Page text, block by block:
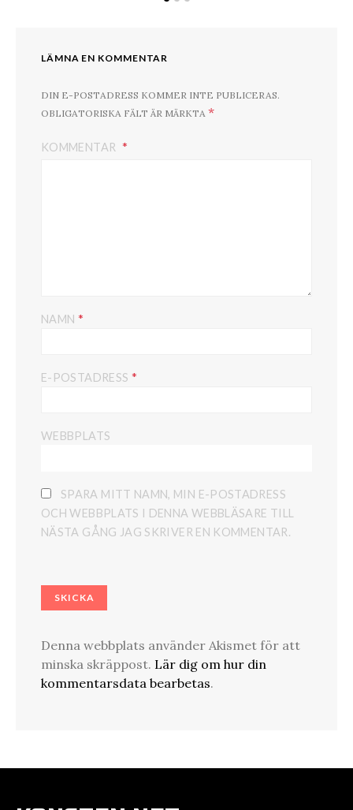
LÄMNA EN KOMMENTAR
DIN E-POSTADRESS KOMMER INTE PUBLICERAS.
OBLIGATORISKA FÄLT ÄR MÄRKTA *
KOMMENTAR
NAMN *
E-POSTADRESS *
WEBBPLATS
SPARA MITT NAMN, MIN E-POSTADRESS
OCH WEBBPLATS I DENNA WEBBLÄSARE TILL
NÄSTA GÅNG JAG SKRIVER EN KOMMENTAR.
Denna webbplats använder Akismet för att
minska skräppost. Lär dig om hur din
kommentarsdata bearbetas.